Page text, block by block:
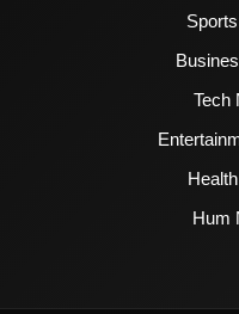
Tech
Hum